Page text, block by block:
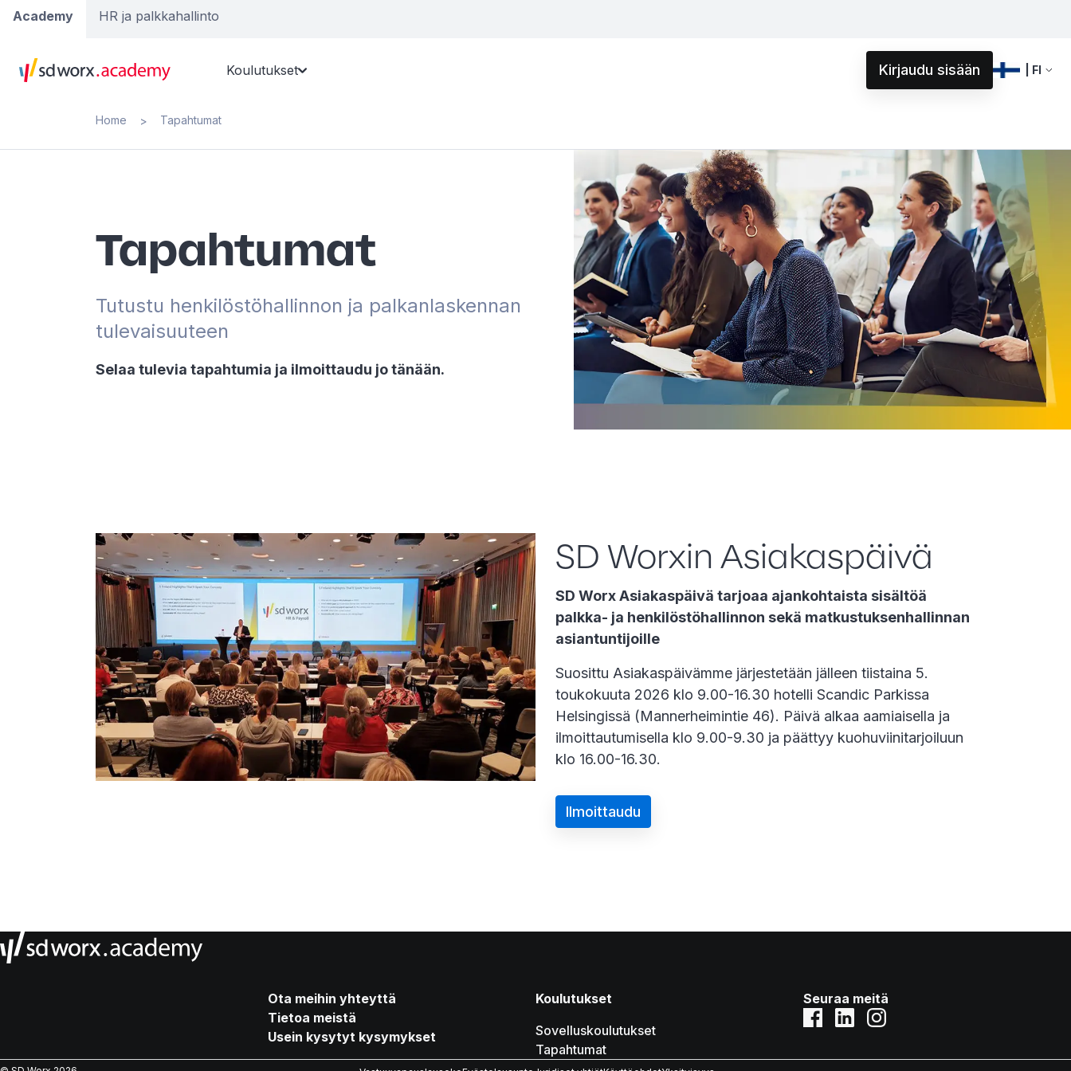
Academy HR ja palkkahallinto
Koulutukset Kirjaudu sisään | FI
Home > Tapahtumat
Tapahtumat
Tutustu henkilöstöhallinnon ja palkanlaskennan
tulevaisuuteen
Selaa tulevia tapahtumia ja ilmoittaudu jo tänään.
SD Worxin Asiakaspäivä
SD Worx Asiakaspäivä tarjoaa ajankohtaista sisältöä
palkka- ja henkilöstöhallinnon sekä matkustuksenhallinnan
asiantuntijoille
Suosittu Asiakaspäivämme järjestetään jälleen tiistaina 5.
toukokuuta 2026 klo 9.00-16.30 hotelli Scandic Parkissa
Helsingissä (Mannerheimintie 46). Päivä alkaa aamiaisella ja
ilmoittautumisella klo 9.00-9.30 ja päättyy kuohuviinitarjoiluun
klo 16.00-16.30.
Ilmoittaudu
Ota meihin yhteyttä
Tietoa meistä
Usein kysytyt kysymykset
Koulutukset
Sovelluskoulutukset
Tapahtumat
Seuraa meitä